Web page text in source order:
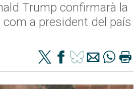
Trump confirmarà la
a president del país